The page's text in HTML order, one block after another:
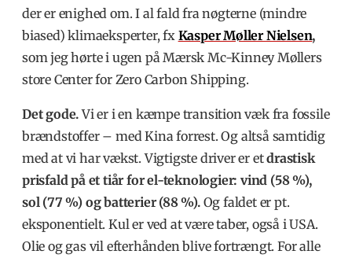
der er enighed om. I al fald fra nøgterne (mindre
biased) klimaeksperter, fx Kasper Møller Nielsen,
somjeg hørte i ugen påMærsk Mc-Kinney Møllers
store Center for Zero Carbon Shipping.
Det gode.Vi er i en kæmpe transition væk fra fossile
brændstoffer – med Kina forrest. Og altså samtidig
med at vi har vækst. Vigtigste driver er etdrastisk
prisfald på et tiår for el-teknologier: vind (58 %),
sol (77 %) og batterier (88 %).Og faldet er pt.
eksponentielt. Kul er ved at være taber, også i USA.
Olie og gas vil efterhånden blive fortrængt. For alle